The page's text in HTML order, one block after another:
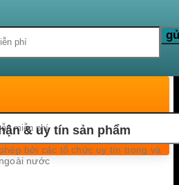
& uy tín sản phẩm
bởi các tổ chức uy tín trong và
ngoài nước